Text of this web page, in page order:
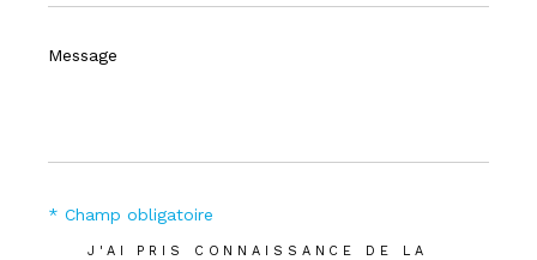
Message
J'AI PRIS CONNAISSANCE DE LA
* Champ obligatoire